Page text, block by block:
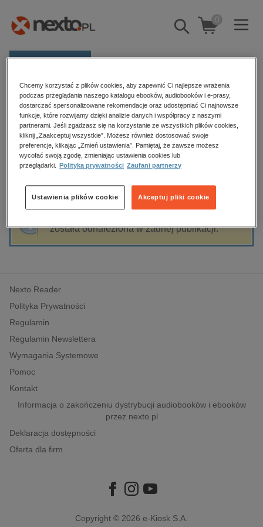
Pokaż/schowaj
wyszukiwarkę
0
Kategorie
Zobacz wszystkie E-prasa
budownictwo, aranżacja wnętrz
biznesowe, branżowe, gospodarka
dzienniki
edukacja
hobby, sport, rozrywka
komputery, internet, technologie, informatyka
polityka, społeczno-informacyjne
psychologiczne
inne
popularno-naukowe
historia
Strona główna Tomasz Dubowski prof. UwB
Tomasz Dubowski prof. UwB
Sortowanie Filtrowanie
została odnaleziona w żadnej publikacji.
Nexto Reader
Polityka Prywatności
Regulamin
Regulamin Newslettera
Wymagania Systemowe
Pomoc
Kontakt
Informacja o zakończeniu dystrybucji audiobooków i ebooków
przez nexto.pl
Deklaracja dostępności
Oferta dla firm
Copyright © 2026 e-Kiosk S.A.
Chcemy korzystać z plików cookies, aby zapewnić Ci najlepsze wrażenia
podczas przeglądania naszego katalogu ebooków, audiobooków i e-prasy,
dostarczać spersonalizowane rekomendacje oraz udostępniać Ci najnowsze
funkcje, które rozwijamy dzięki analizie danych i współpracy z naszymi
partnerami. Jeśli zgadzasz się na korzystanie ze wszystkich plików cookies,
kliknij „Zaakceptuj wszystkie”. Możesz również dostosować swoje
preferencje, klikając „Zmień ustawienia”. Pamiętaj, że zawsze możesz
wycofać swoją zgodę, zmieniając ustawienia cookies lub
przeglądarki.
Polityka prywatności Zaufani partnerzy
Akceptuj pliki cookie
Ustawienia plików cookie